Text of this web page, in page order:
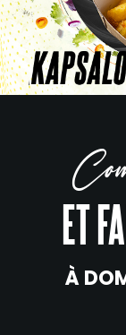
ET
À